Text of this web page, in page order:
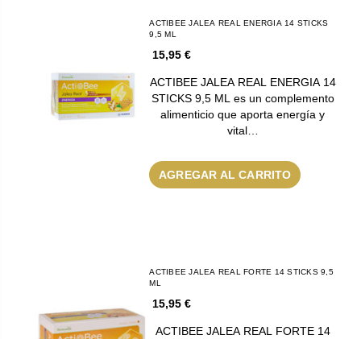
ACTIBEE JALEA REAL ENERGIA 14 STICKS
9,5 ML
15,95 €
ACTIBEE JALEA REAL ENERGIA 14
STICKS 9,5 ML es un complemento
alimenticio que aporta energía y
vital…
AGREGAR AL CARRITO
ACTIBEE JALEA REAL FORTE 14 STICKS 9,5
ML
15,95 €
ACTIBEE JALEA REAL FORTE 14